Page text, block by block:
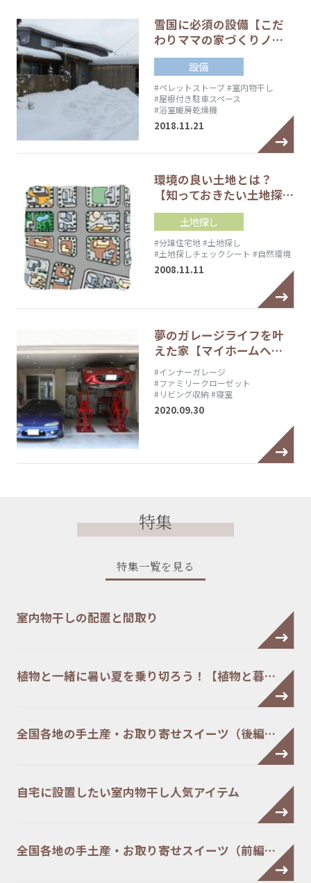
雪国に必須の設備【こだ
わりママの家づくりノ…
設備
#ペレットストーブ#室内物干し
#屋根付き駐車スペース
#浴室暖房乾燥機
2018.11.21
環境の良い土地とは？
【知っておきたい土地探…
土地探し
#分譲住宅地#土地探し
#土地探しチェックシート #自然環境
2008.11.11
夢のガレージライフを叶
えた家【マイホームへ…
#インナーガレージ
#ファミリークローゼット
#リビング収納 #寝室
2020.09.30
特集
特集一覧を見る
室内物干しの配置と間取り
植物と一緒に暑い夏を乗り切ろう！【植物と暮…
全国各地の手土産・お取り寄せスイーツ（後編…
自宅に設置したい室内物干し人気アイテム
全国各地の手土産・お取り寄せスイーツ（前編…